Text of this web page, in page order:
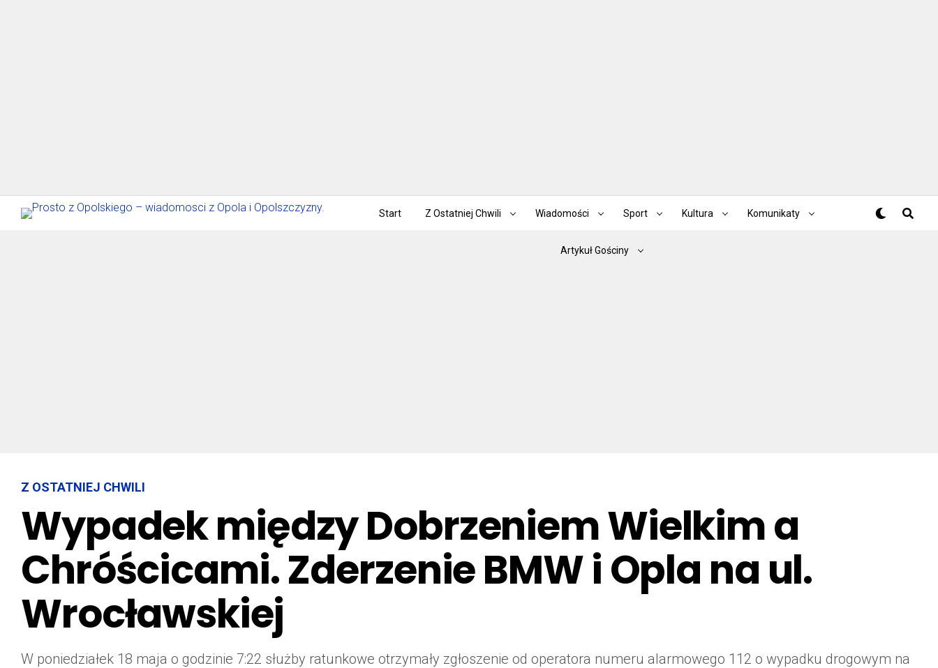
Start Z Ostatniej Chwili Wiadomości Sport Kultura Komunikaty
Artykuł Gościny
Z OSTATNIEJ CHWILI
Wypadek między Dobrzeniem Wielkim a
Chróścicami. Zderzenie BMW i Opla na ul.
Wrocławskiej
W poniedziałek 18 maja o godzinie 7:22 służby ratunkowe otrzymały zgłoszenie od operatora numeru alarmowego 112 o wypadku drogowym na